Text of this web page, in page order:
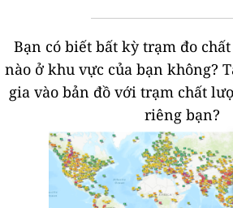
Bạn có biết bất kỳ trạm đo
nào ở khu vực của bạn không?
gia vào bản đồ với trạm chất
riêng bạn?